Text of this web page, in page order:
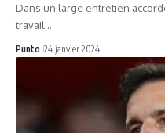
Dans un large entretien
travail…
Punto 24 janvier 2024